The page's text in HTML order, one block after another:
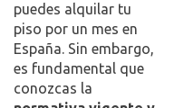
puedes alquilar tu
piso por un mes en
España. Sin embargo,
es fundamental que
conozcas la